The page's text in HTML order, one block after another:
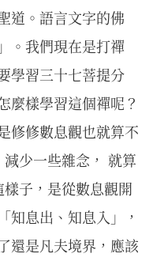
道。語言文字的佛
。我們現在是打禪
學習三十七菩提分
麼樣學習這個禪呢？
修修數息觀也就算不
少一些雜念， 就算
子，是從數息觀開
知息出、知息入」，
還是凡夫境界，應該